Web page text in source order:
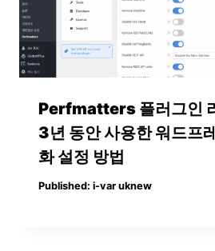
Perfmatters 플러그인
3년 동안 사용한 워드프
화 설정 방법
Published: i-var uknew